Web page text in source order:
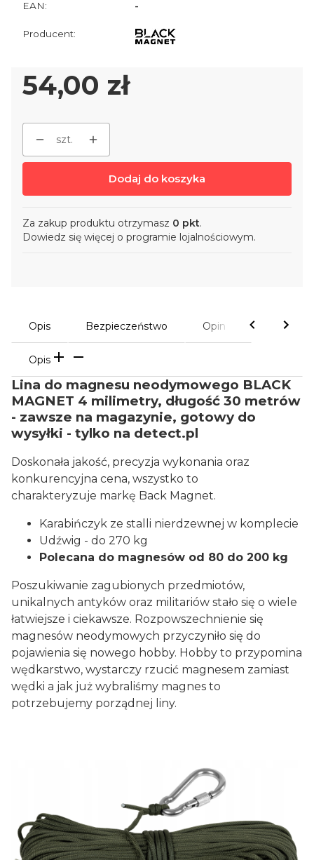
EAN:
-
Cena
54,00 zł
szt.
Dodaj do koszyka
Za zakup produktu otrzymasz 0 pkt.
Dowiedz się więcej o programie lojalnościowym.
Opis Bezpieczeństwo Opinie
Opis
Lina do magnesu neodymowego BLACK
MAGNET 4 milimetry, długość 30 metrów
- zawsze na magazynie, gotowy do
wysyłki - tylko na detect.pl
Doskonała jakość, precyzja wykonania oraz
konkurencyjna cena, wszystko to
charakteryzuje markę Back Magnet.
Karabińczyk ze stalli nierdzewnej w komplecie
Udźwig - do 270 kg
Polecana do magnesów od 80 do 200 kg
Poszukiwanie zagubionych przedmiotów,
unikalnych antyków oraz militariów stało się o wiele
łatwiejsze i ciekawsze. Rozpowszechnienie się
magnesów neodymowych przyczyniło się do
pojawienia się nowego hobby. Hobby to przypomina
wędkarstwo, wystarczy rzucić magnesem zamiast
wędki a jak już wybraliśmy magnes to
potrzebujemy porządnej liny.